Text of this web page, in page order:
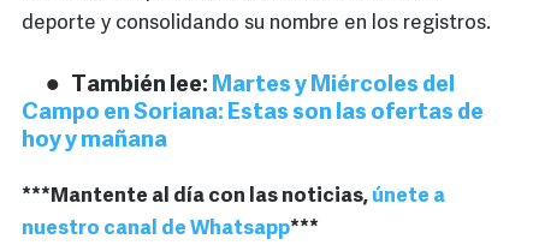
deporte y consolidando su nombre en los registros.
También lee: Martes y Miércoles del
Campo en Soriana: Estas son las ofertas de
hoy y mañana
***Mantente al día con las noticias, únete a
nuestro canal de Whatsapp***